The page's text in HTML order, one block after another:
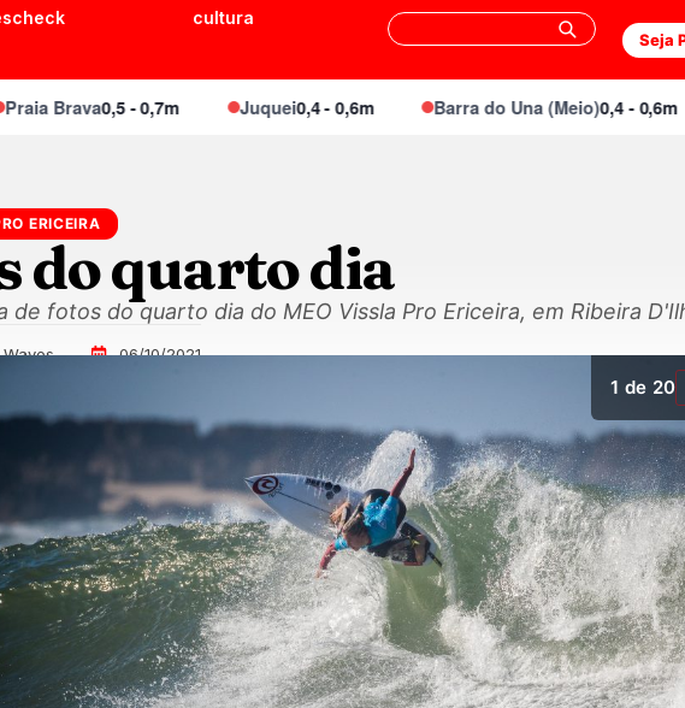
cultura
Seja
Brava0,5 - 0,7m Juquei0,4 - 0,6m Barra do Una (Meio)0,4 - 0,6m
ERICEIRA
do quarto dia
de fotos do quarto dia do MEO Vissla Pro Ericeira, em Ribeira
06/10/2021
1 de 20